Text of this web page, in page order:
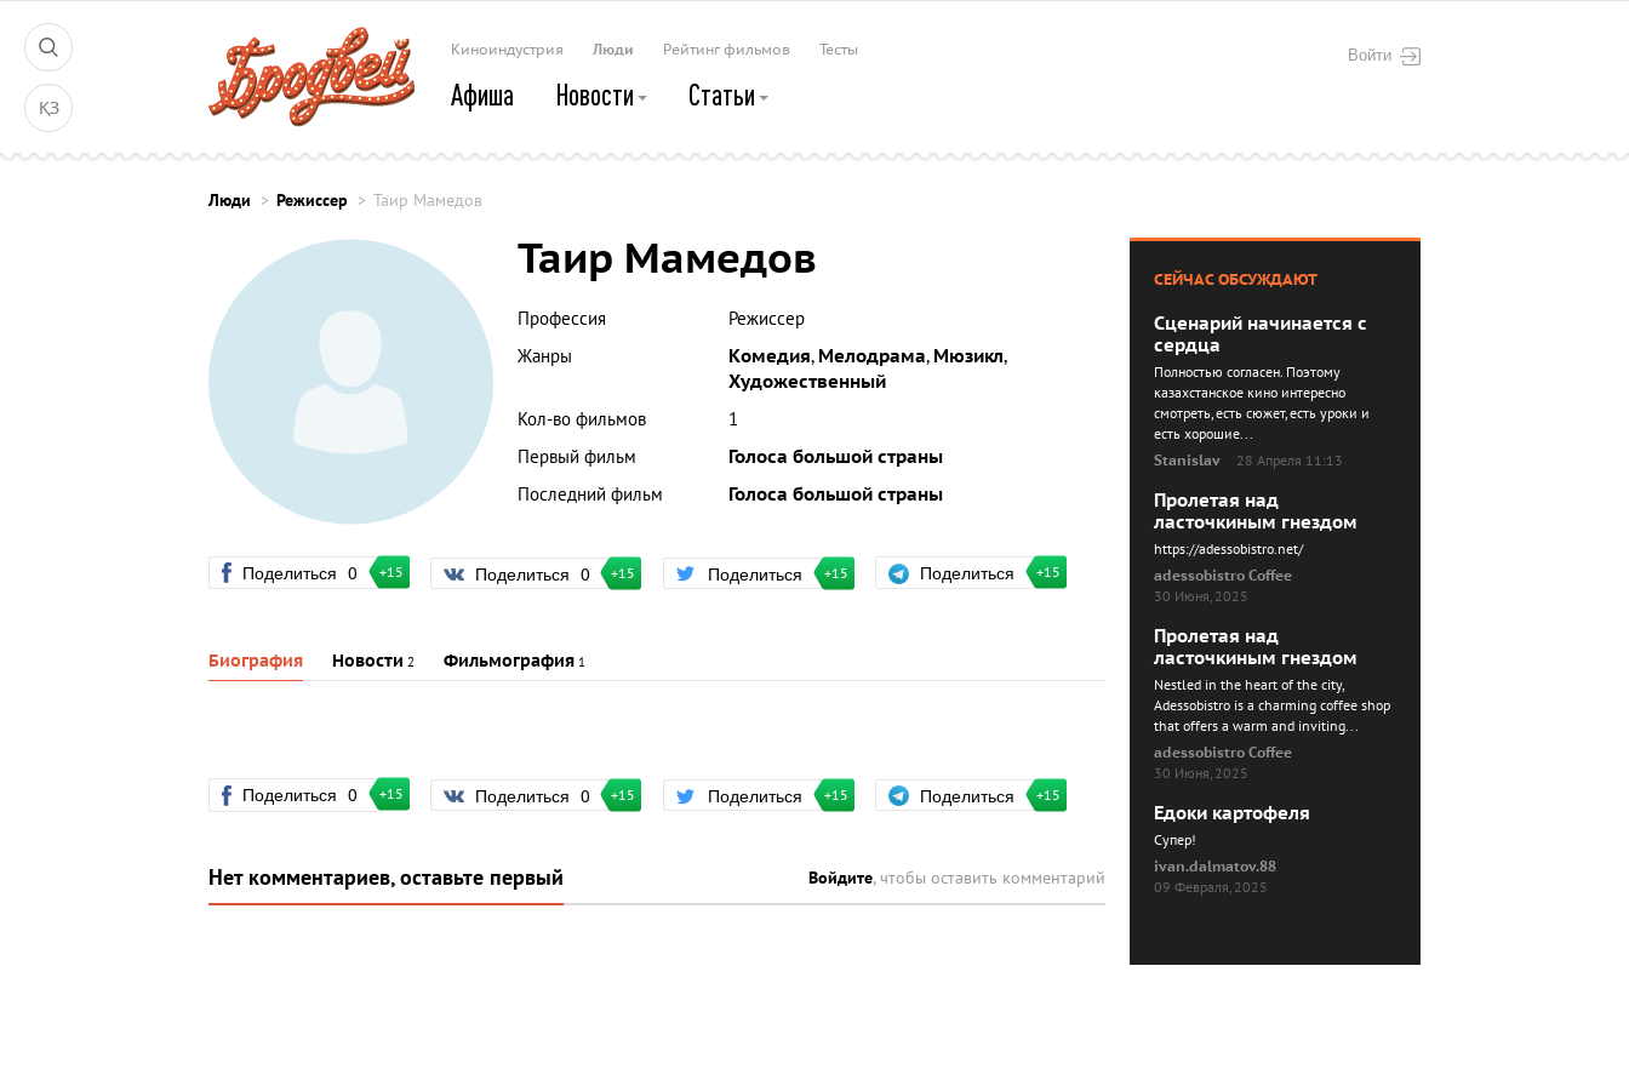
ҚЗ
Войти
Киноиндустрия Люди Рейтинг фильмов Тесты
Афиша Новости Статьи
Люди Режиссер Таир Мамедов
Таир Мамедов
Профессия
Режиссер
Жанры
Комедия, Мелодрама, Мюзикл,
Художественный
Кол-во фильмов
1
Первый фильм
Голоса большой страны
Последний фильм
Голоса большой страны
Поделиться 0 +15 Поделиться 0 +15 Поделиться +15 Поделиться +15
Биография Новости 2 Фильмография 1
Поделиться 0 +15 Поделиться 0 +15 Поделиться +15 Поделиться +15
Нет комментариев, оставьте первый Войдите, чтобы оставить комментарий
СЕЙЧАС ОБСУЖДАЮТ
Сценарий начинается с
сердца
Полностью согласен. Поэтому
казахстанское кино интересно
смотреть, есть сюжет, есть уроки и
есть хорошие...
Stanislav
28 Апреля 11:13
Пролетая над
ласточкиным гнездом
https://adessobistro.net/
adessobistro Coffee
30 Июня, 2025
Пролетая над
ласточкиным гнездом
Nestled in the heart of the city,
Adessobistro is a charming coffee shop
that offers a warm and inviting...
adessobistro Coffee
30 Июня, 2025
Едоки картофеля
Cупер!
ivan.dalmatov.88
09 Февраля, 2025